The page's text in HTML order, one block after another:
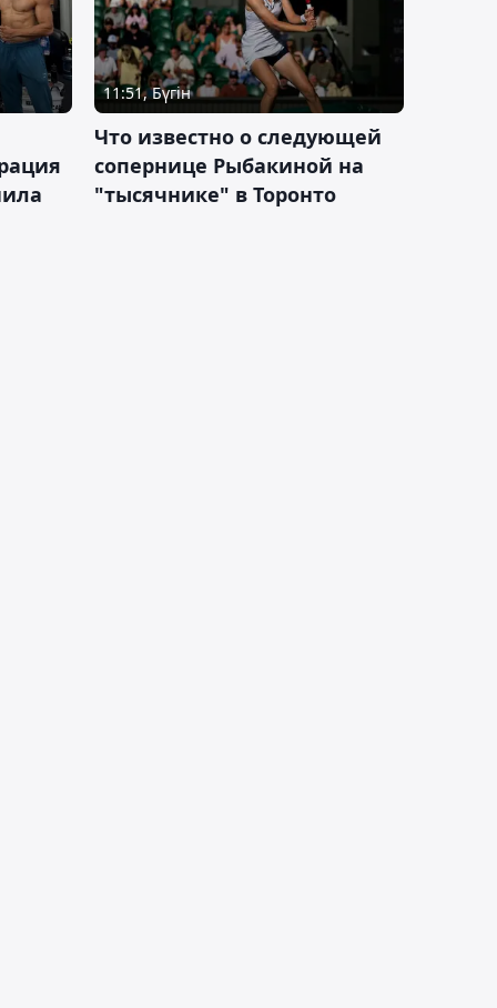
11:51, Бүгін
Что известно о следующей
сопернице Рыбакиной на
"тысячнике" в Торонто